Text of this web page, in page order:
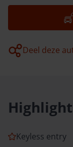
Deel deze
Keyless entry